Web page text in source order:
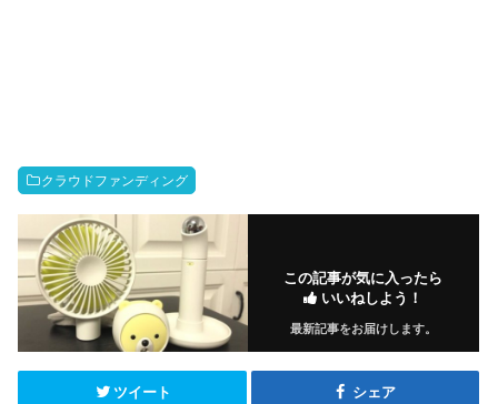
クラウドファンディング
この記事が気に入ったら
いいねしよう！
最新記事をお届けします。
ツイート シェア